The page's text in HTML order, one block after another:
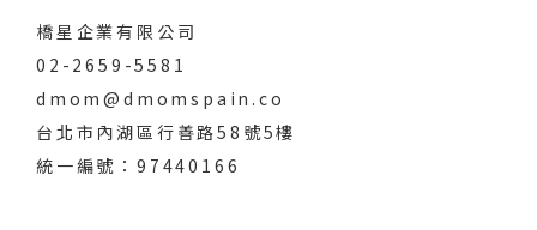
橋星企業有限公司
02-2659-5581
dmom@dmomspain.co
台北市內湖區行善路58號5樓
統一編號：97440166